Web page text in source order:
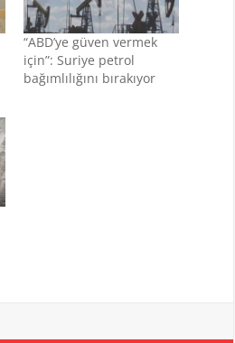
“ABD’ye güven vermek
için”: Suriye petrol
bağımlılığını bırakıyor